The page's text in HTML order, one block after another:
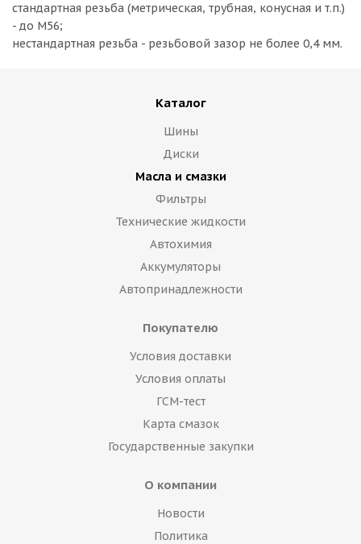
стандартная резьба (метрическая, трубная, конусная и т.п.)
- до М56;
нестандартная резьба - резьбовой зазор не более 0,4 мм.
Каталог
Шины
Диски
Масла и смазки
Фильтры
Технические жидкости
Автохимия
Аккумуляторы
Автопринадлежности
Покупателю
Условия доставки
Условия оплаты
ГСМ-тест
Карта смазок
Государственные закупки
О компании
Новости
Политика